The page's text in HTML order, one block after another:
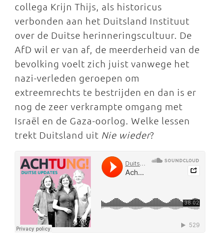
collega Krijn Thijs, als historicus
verbonden aan het Duitsland Instituut
over de Duitse herinneringscultuur. De
AfD wil er van af, de meerderheid van de
bevolking voelt zich juist vanwege het
nazi-verleden geroepen om
extreemrechts te bestrijden en dan is er
nog de zeer verkrampte omgang met
Israël en de Gaza-oorlog. Welke lessen
trekt Duitsland uit Nie wieder?